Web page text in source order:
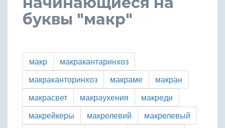
буквы "макр"
макр
макракантаринхоз
макраканторинхоз
макраме
макран
макрасвет
макраухения
макреди
макрейкеры
макрелевий
макрелевый